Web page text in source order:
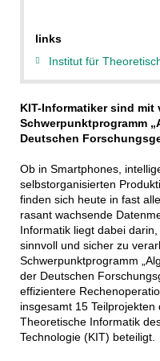
links
Institut für
KIT-Informatiker sind mit
Schwerpunktprogramm
Deutschen
Ob in Smartphones,
selbstorganisierten
finden sich heute in fast
rasant wachsende
Informatik liegt dabei
sinnvoll und sicher zu
Schwerpunktprogramm
der Deutschen
effizientere
insgesamt 15
Theoretische Informatik
Technologie (KIT) beteiligt.